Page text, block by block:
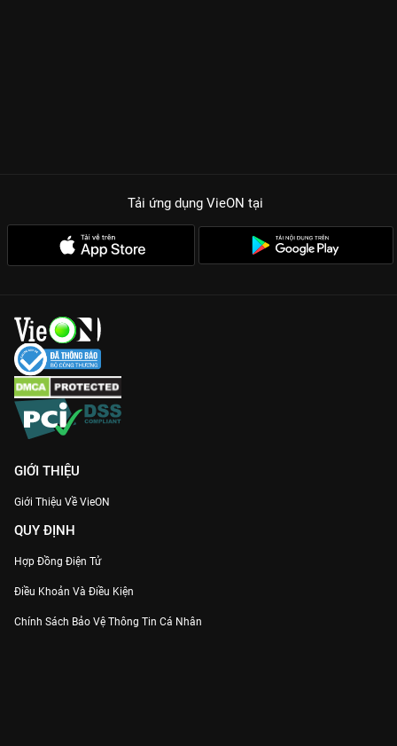
Tải ứng dụng VieON tại
GIỚI THIỆU
Giới Thiệu Về VieON
QUY ĐỊNH
Hợp Đồng Điện Tử
Điều Khoản Và Điều Kiện
Chính Sách Bảo Vệ Thông Tin Cá Nhân